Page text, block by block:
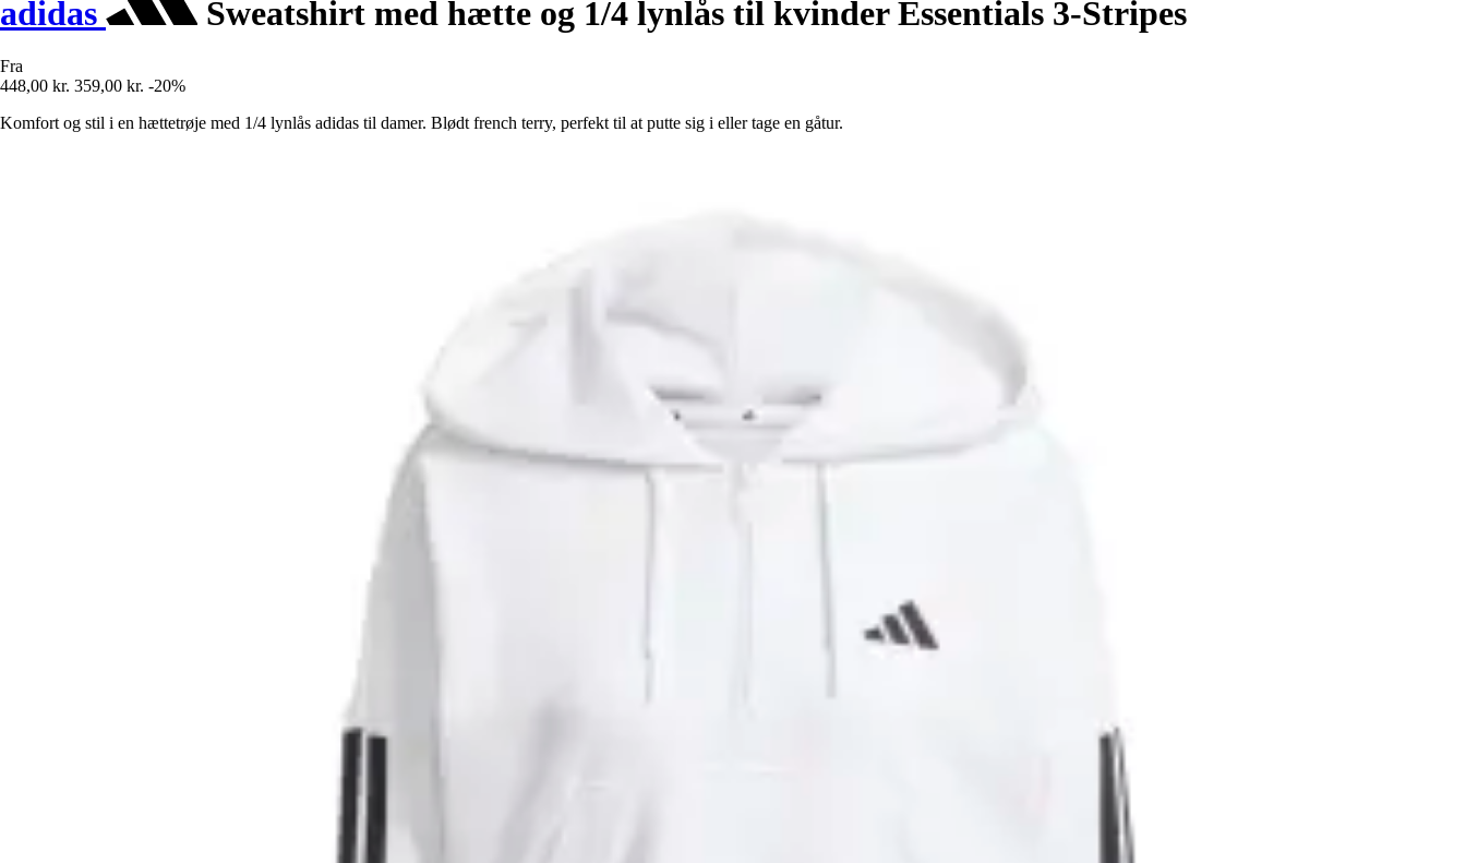
adidas Sweatshirt med hætte og 1/4 lynlås til kvinder Essentials 3-Stripes
Fra
448,00 kr. 359,00 kr. -20%
Komfort og stil i en hættetrøje med 1/4 lynlås adidas til damer. Blødt french terry, perfekt til at putte sig i eller tage en gåtur.